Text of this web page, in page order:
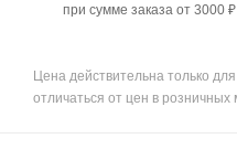
при сумме заказа от 3000 ₽
Цена действительна только
отличаться от цен в розничных